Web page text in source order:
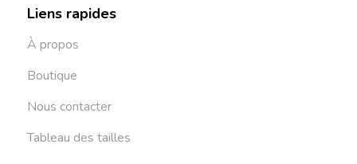
Liens rapides
À propos
Boutique
Nous contacter
Tableau des tailles